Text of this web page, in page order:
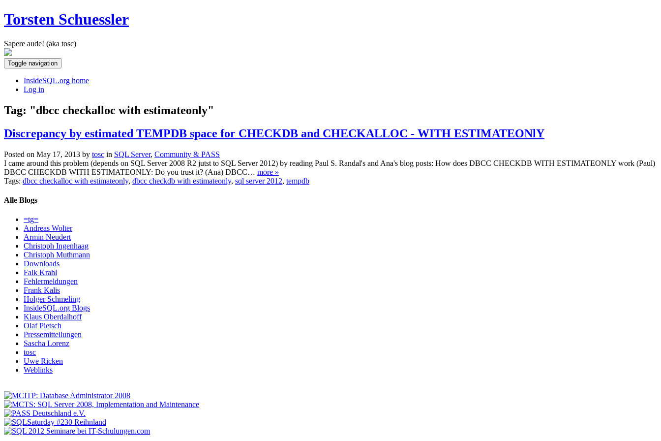
Torsten Schuessler
Sapere aude! (aka tosc)
Toggle navigation
InsideSQL.org home
Log in
Tag: "dbcc checkalloc with estimateonly"
Discrepancy by estimated TEMPDB space for CHECKDB and CHECKALLOC - WITH ESTIMATEONlY
Posted on May 17, 2013 by tosc in SQL Server, Community & PASS
I came around this problem (depends on SQL Server 2008 R2 jutst to SQL Server 2012) by reading Paul S. Randal's and Ana's blog posts: How does DBCC CHECKDB WITH ESTIMATEONLY work (Paul)
DBCC CHECKDB WITH ESTIMATEONLY: Do you trust it? (Ana) DBCC… more »
Tags: dbcc checkalloc with estimateonly, dbcc checkdb with estimateonly, sql server 2012, tempdb
Alle Blogs
=tg=
Andreas Wolter
Armin Neudert
Christoph Ingenhaag
Christoph Muthmann
Downloads
Falk Krahl
Fehlermeldungen
Frank Kalis
Holger Schmeling
InsideSQL.org Blogs
Klaus Oberdalhoff
Olaf Pietsch
Pressemitteilungen
Sascha Lorenz
tosc
Uwe Ricken
Weblinks